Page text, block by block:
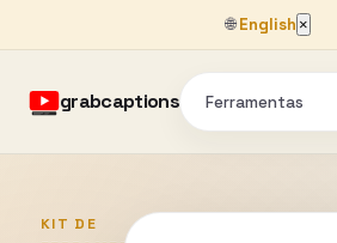
🌐English ×
grabcaptions Ferramentas
KIT DE